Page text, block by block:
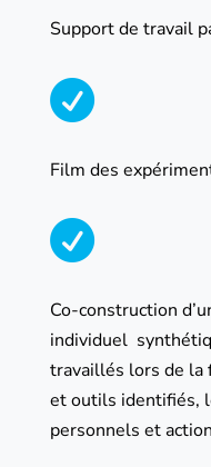
Support de travail

Film des

Co-construction
individuel
travaillés lors de la
et outils identifiés,
personnels et